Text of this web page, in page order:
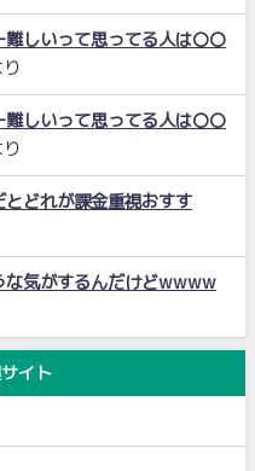
難しいって思ってる人は〇〇
り
難しいって思ってる人は〇〇
り
とどれが課金重視おすす
な気がするんだけどwwww
イト